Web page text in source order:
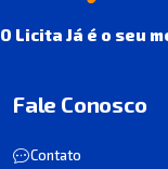
O Licita Já é o seu
Fale Conosco
Contato